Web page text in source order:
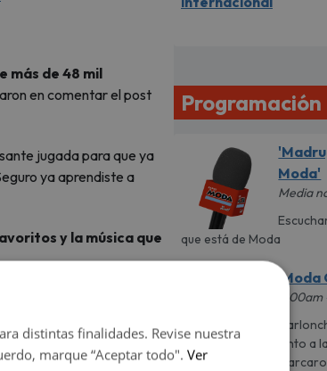
más de 48 mil
en comentar el post
jugada para que ya
ya aprendiste a
y la música que
Programación
Moda'
Media
que está de Moda
'Moda
junto a
distintas finalidades. Revise nuestra
marque “Aceptar todo". Ver